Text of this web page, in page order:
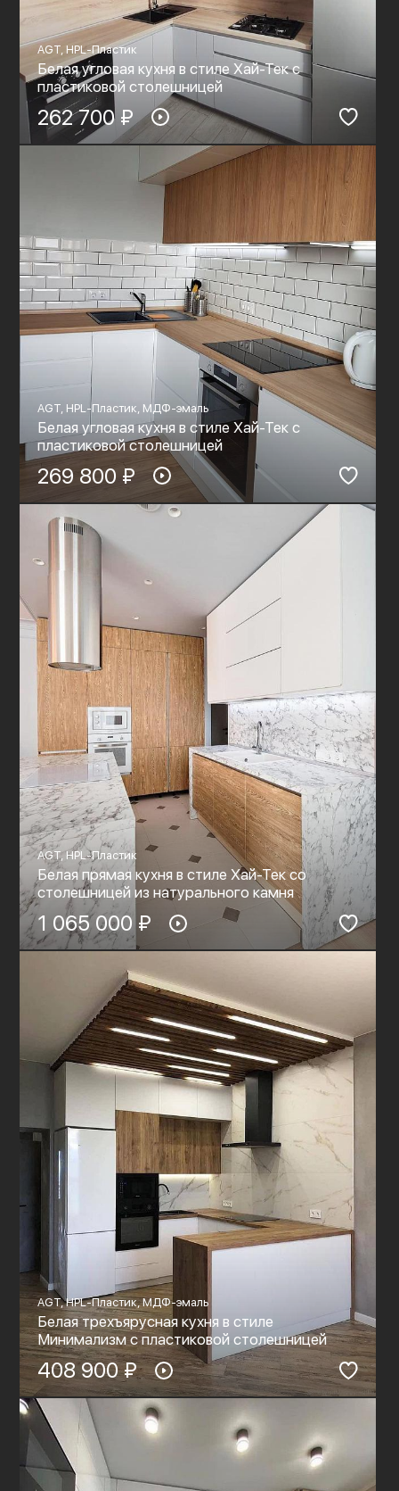
AGT, HPL-Пластик
Белая угловая кухня в стиле Хай-Тек с
пластиковой столешницей
262 700 ₽
AGT, HPL-Пластик, МДФ-эмаль
Белая угловая кухня в стиле Хай-Тек с
пластиковой столешницей
269 800 ₽
AGT, HPL-Пластик
Белая прямая кухня в стиле Хай-Тек со
столешницей из натурального камня
1 065 000 ₽
AGT, HPL-Пластик, МДФ-эмаль
Белая трехъярусная кухня в стиле
Минимализм с пластиковой столешницей
408 900 ₽